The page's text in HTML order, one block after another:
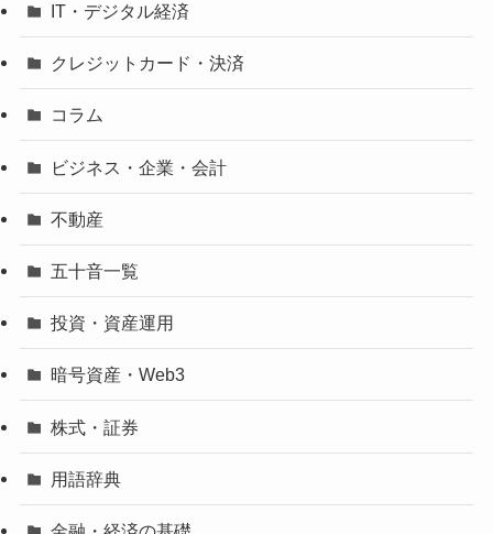
IT・デジタル経済
クレジットカード・決済
コラム
ビジネス・企業・会計
不動産
五十音一覧
投資・資産運用
暗号資産・Web3
株式・証券
用語辞典